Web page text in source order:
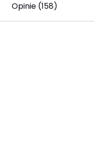
Opinie (158)